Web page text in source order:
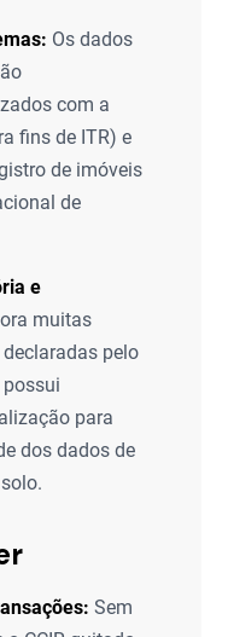
Os dados
com a
fins de ITR) e
de imóveis
de
e
muitas
pelo
para
dos dados de
Sem